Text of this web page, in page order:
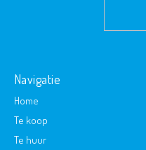
Navigatie
Home
Te koop
Te huur